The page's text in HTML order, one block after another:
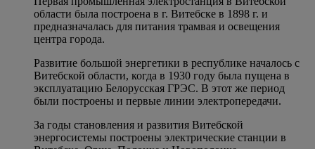
области была построена в г. Витебске в 1898 г. и
предназначалась для питания трамвая и освещения
центра города.
Развитие большой энергетики в республике началось с
Витебской области, когда в 1930 году была пущена в
эксплуатацию Белорусская ГРЭС. В этот же период
были построены и первые линии электропередачи.
За годы становления и развития Витебской
энергосистемы построены электрические станции в